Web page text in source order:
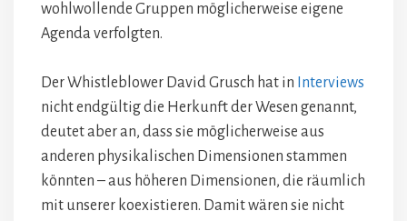
wohlwollende Gruppen möglicherweise eigene
Agenda verfolgten.
Der Whistleblower David Grusch hat in Interviews
nicht endgültig die Herkunft der Wesen genannt,
deutet aber an, dass sie möglicherweise aus
anderen physikalischen Dimensionen stammen
könnten – aus höheren Dimensionen, die räumlich
mit unserer koexistieren. Damit wären sie nicht